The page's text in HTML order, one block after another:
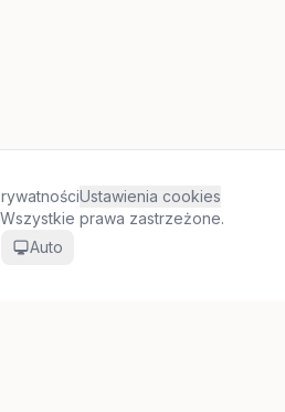
Ustawienia cookies
prawa zastrzeżone.
Auto